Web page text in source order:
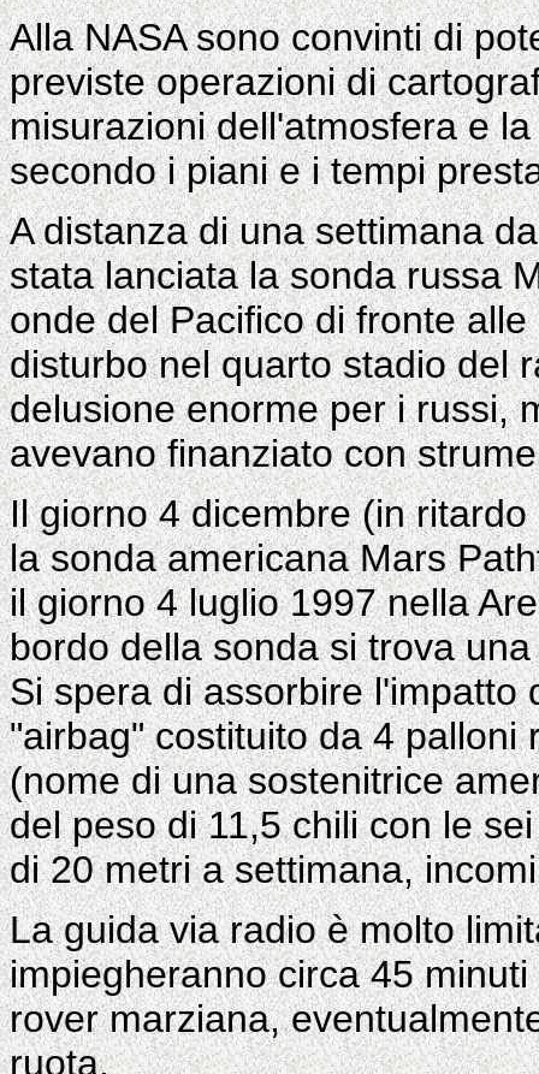
Alla NASA sono convinti di
previste operazioni di
misurazioni dell'atmosfera e
secondo i piani e i tempi
A distanza di una settimana
stata lanciata la sonda russa
onde del Pacifico di fronte
disturbo nel quarto stadio del
delusione enorme per i russi,
avevano finanziato con
Il giorno 4 dicembre (in
la sonda americana Mars
il giorno 4 luglio 1997 nella
bordo della sonda si trova
Si spera di assorbire l'impatto
"airbag" costituito da 4 palloni
(nome di una sostenitrice
del peso di 11,5 chili con le
di 20 metri a settimana,
La guida via radio è molto
impiegheranno circa 45
rover marziana,
ruota.